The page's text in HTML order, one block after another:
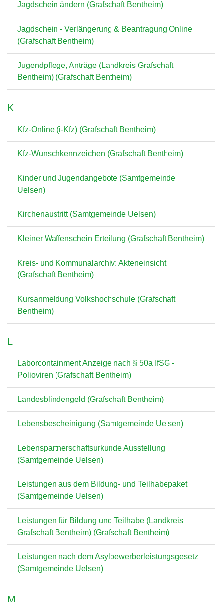
Jagdschein ändern (Grafschaft Bentheim)
Jagdschein - Verlängerung & Beantragung Online
(Grafschaft Bentheim)
Jugendpflege, Anträge (Landkreis Grafschaft
Bentheim) (Grafschaft Bentheim)
K
Kfz-Online (i-Kfz) (Grafschaft Bentheim)
Kfz-Wunschkennzeichen (Grafschaft Bentheim)
Kinder und Jugendangebote (Samtgemeinde
Uelsen)
Kirchenaustritt (Samtgemeinde Uelsen)
Kleiner Waffenschein Erteilung (Grafschaft Bentheim)
Kreis- und Kommunalarchiv: Akteneinsicht
(Grafschaft Bentheim)
Kursanmeldung Volkshochschule (Grafschaft
Bentheim)
L
Laborcontainment Anzeige nach § 50a IfSG -
Polioviren (Grafschaft Bentheim)
Landesblindengeld (Grafschaft Bentheim)
Lebensbescheinigung (Samtgemeinde Uelsen)
Lebenspartnerschaftsurkunde Ausstellung
(Samtgemeinde Uelsen)
Leistungen aus dem Bildung- und Teilhabepaket
(Samtgemeinde Uelsen)
Leistungen für Bildung und Teilhabe (Landkreis
Grafschaft Bentheim) (Grafschaft Bentheim)
Leistungen nach dem Asylbewerberleistungsgesetz
(Samtgemeinde Uelsen)
M